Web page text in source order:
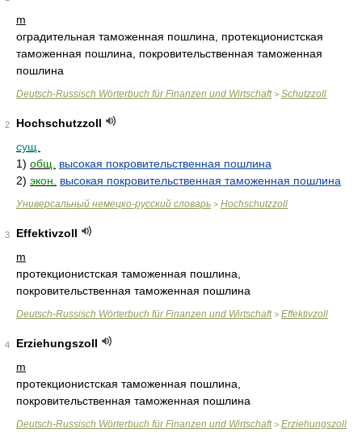
m
оградительная таможенная пошлина, протекционистская
таможенная пошлина, покровительственная таможенная
пошлина
Deutsch-Russisch Wörterbuch für Finanzen und Wirtschaft> Schutzzoll
2
Hochschutzzoll
сущ.
1) общ.
высокая покровительственная пошлина
2) экон. высокая покровительственная таможенная пошлина
Универсальный немецко-русский словарь > Hochschutzzoll
3
Effektivzoll
m
протекционистская таможенная пошлина,
покровительственная таможенная пошлина
Deutsch-Russisch Wörterbuch für Finanzen und Wirtschaft> Effektivzoll
4
Erziehungszoll
m
протекционистская таможенная пошлина,
покровительственная таможенная пошлина
Deutsch-Russisch Wörterbuch für Finanzen und Wirtschaft> Erziehungszoll